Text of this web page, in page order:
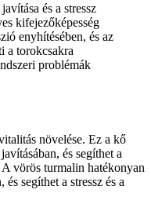
és a stressz
kifejezőképesség
enyhítésében, és az
a torokcsakra
problémák
növelése. Ez a kő
és segíthet a
vörös turmalin hatékonyan
segíthet a stressz és a